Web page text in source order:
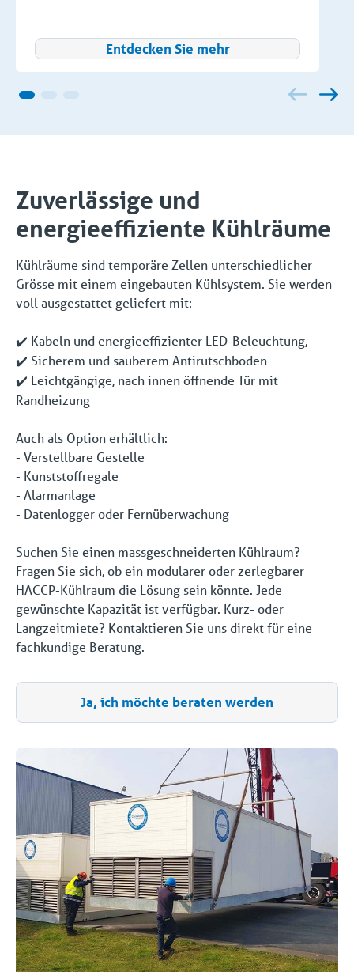
Entdecken Sie mehr
Zuverlässige und
energieeffiziente Kühlräume
Kühlräume sind temporäre Zellen unterschiedlicher
Grösse mit einem eingebauten Kühlsystem. Sie werden
voll ausgestattet geliefert mit:
✔️ Kabeln und energieeffizienter LED-Beleuchtung,
✔️ Sicherem und sauberem Antirutschboden
✔️ Leichtgängige, nach innen öffnende Tür mit
Randheizung
Auch als Option erhältlich:
- Verstellbare Gestelle
- Kunststoffregale
- Alarmanlage
- Datenlogger oder Fernüberwachung
Suchen Sie einen massgeschneiderten Kühlraum?
Fragen Sie sich, ob ein modularer oder zerlegbarer
HACCP-Kühlraum die Lösung sein könnte. Jede
gewünschte Kapazität ist verfügbar. Kurz- oder
Langzeitmiete? Kontaktieren Sie uns direkt für eine
fachkundige Beratung.
Ja, ich möchte beraten werden